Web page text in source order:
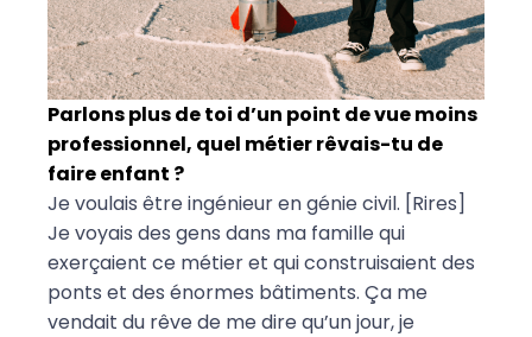
Parlons plus de toi d’un point de vue moins
professionnel, quel métier rêvais-tu de
faire enfant ?
Je voulais être ingénieur en génie civil. [Rires]
Je voyais des gens dans ma famille qui
exerçaient ce métier et qui construisaient des
ponts et des énormes bâtiments. Ça me
vendait du rêve de me dire qu’un jour, je